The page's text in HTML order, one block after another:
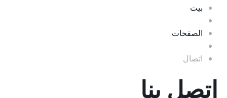
بيت
الصفحات
اتصال
اتصل بنا